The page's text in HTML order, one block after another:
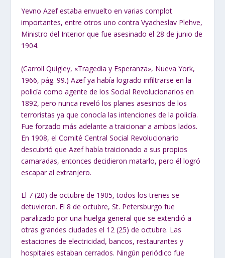
Yevno Azef estaba envuelto en varias complot
importantes, entre otros uno contra Vyacheslav Plehve,
Ministro del Interior que fue asesinado el 28 de junio de
1904.
(Carroll Quigley, «Tragedia y Esperanza», Nueva York,
1966, pág. 99.) Azef ya había logrado infiltrarse en la
policía como agente de los Social Revolucionarios en
1892, pero nunca reveló los planes asesinos de los
terroristas ya que conocía las intenciones de la policía.
Fue forzado más adelante a traicionar a ambos lados.
En 1908, el Comité Central Social Revolucionario
descubrió que Azef había traicionado a sus propios
camaradas, entonces decidieron matarlo, pero él logró
escapar al extranjero.
El 7 (20) de octubre de 1905, todos los trenes se
detuvieron. El 8 de octubre, St. Petersburgo fue
paralizado por una huelga general que se extendió a
otras grandes ciudades el 12 (25) de octubre. Las
estaciones de electricidad, bancos, restaurantes y
hospitales estaban cerrados. Ningún periódico fue